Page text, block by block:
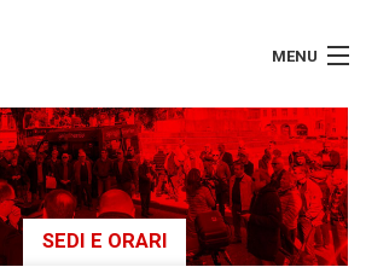
MENU
SEDI E ORARI